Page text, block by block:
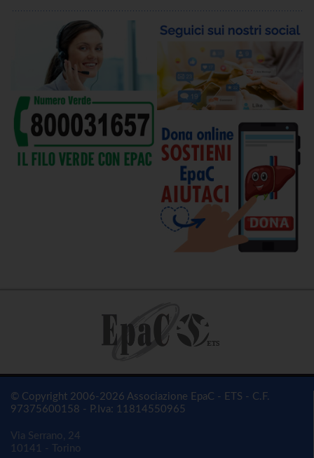
© Copyright 2006-2026 Associazione EpaC - ETS - C.F.
97375600158 - P.Iva: 11814550965
Via Serrano, 24
10141 - Torino